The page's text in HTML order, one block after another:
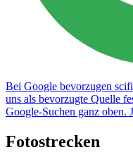
Bei Google bevorzugen
uns als bevorzugte Quelle
Google-Suchen ganz oben.
Fotostrecken